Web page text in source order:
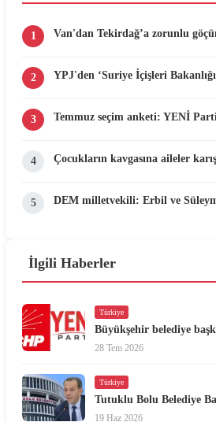
1 Van'dan Tekirdağ’a zorunlu
2 YPJ'den ‘Suriye İçişleri
3 Temmuz seçim anketi: YENİ
4 Çocukların kavgasına aileler
5 DEM milletvekili: Erbil ve
İlgili Haberler
Türkiye
Büyükşehir belediye
28 Tem 2026
Türkiye
Tutuklu Bolu Belediye
19 Haz 2026